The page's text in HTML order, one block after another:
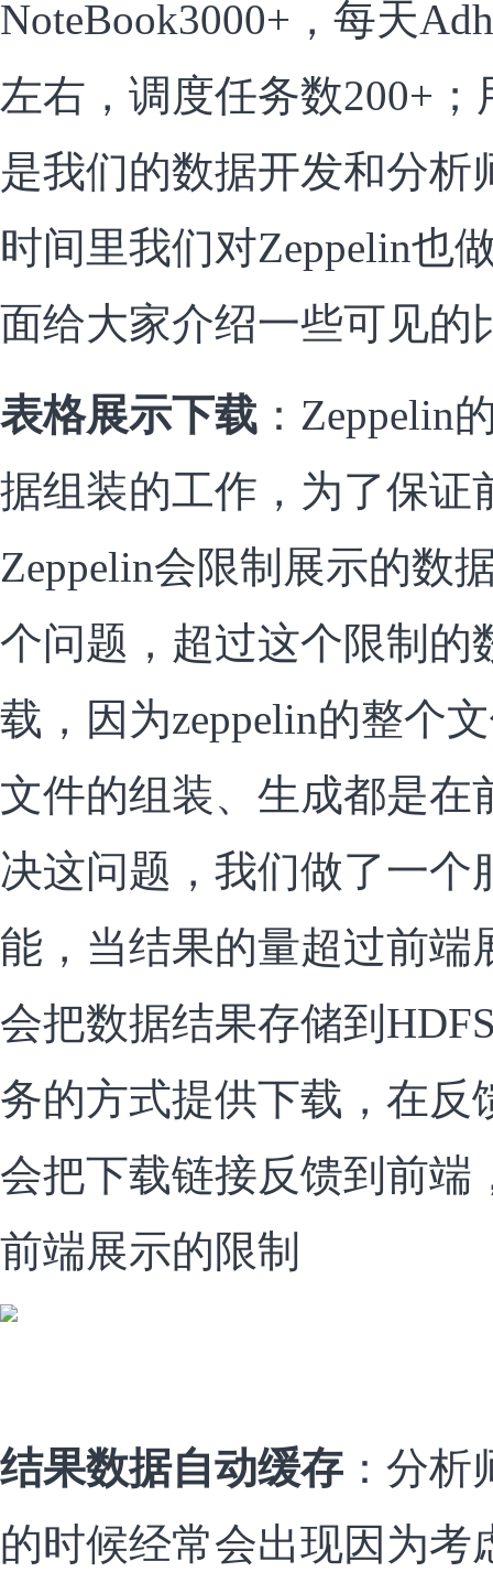
NoteBook3000+，每天
左右，调度任务数200+
是我们的数据开发和分析
时间里我们对Zeppelin也
面给大家介绍一些可见的
表格展示下载 ：Zeppelin
据组装的工作，为了保证
Zeppelin会限制展示的数
个问题，超过这个限制的
载，因为zeppelin的整个
文件的组装、生成都是在
决这问题，我们做了一个
能，当结果的量超过前端
会把数据结果存储到
务的方式提供下载，在反
会把下载链接反馈到前端
前端展示的限制
结果数据自动缓存 ：分
的时候经常会出现因为考